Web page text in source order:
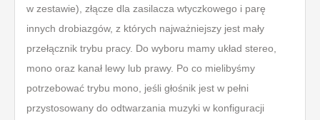
w zestawie), złącze dla zasilacza wtyczkowego i parę
innych drobiazgów, z których najważniejszy jest mały
przełącznik trybu pracy. Do wyboru mamy układ stereo,
mono oraz kanał lewy lub prawy. Po co mielibyśmy
potrzebować trybu mono, jeśli głośnik jest w pełni
przystosowany do odtwarzania muzyki w konfiguracji